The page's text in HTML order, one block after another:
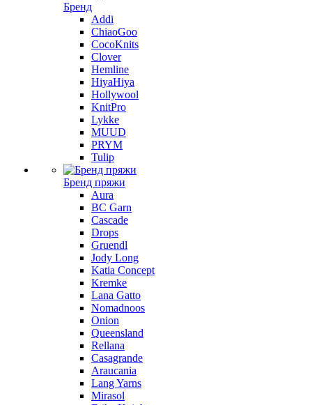
Бренд
Addi
ChiaoGoo
CocoKnits
Clover
Hemline
HiyaHiya
Hollywool
KnitPro
Lykke
MUUD
PRYM
Tulip
Бренд пряжи
Aura
BC Garn
Cascade
Drops
Gruendl
Jody Long
Katia Concept
Kremke
Lana Gatto
Nomadnoos
Onion
Queensland
Rellana
Casagrande
Araucania
Lang Yarns
Mirasol